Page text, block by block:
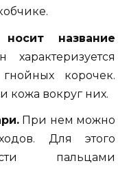
название
корочек.
кожа вокруг них.
При нем можно
Для этого
пальцами